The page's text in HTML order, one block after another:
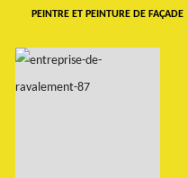
PEINTRE ET PEINTURE DE FAÇADE